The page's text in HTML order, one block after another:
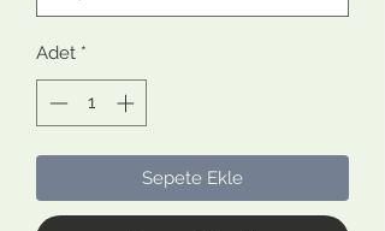
Adet *
Sepete Ekle